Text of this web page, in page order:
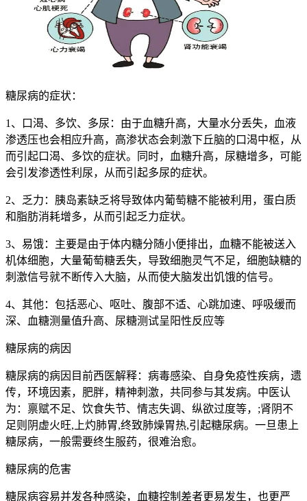
糖尿病的症状：
1、口渴、多饮、多尿：由于血糖升高，大量水分丢失，血液
渗透压也会相应升高，高渗状态会刺激下丘脑的口渴中枢，从
而引起口渴、多饮的症状。同时，血糖升高，尿糖增多，可能
会引发渗透性利尿，从而引起多尿的症状。
2、乏力：胰岛素缺乏将导致体内葡萄糖不能被利用，蛋白质
和脂肪消耗增多，从而引起乏力症状。
3、易饿：主要是由于体内糖分随小便排出，血糖不能被送入
机体细胞，大量葡萄糖丢失，导致细胞灵气不足，细胞缺糖的
刺激信号就不断传入大脑，从而使大脑发出饥饿的信号。
4、其他：包括恶心、呕吐、腹部不适、心跳加速、呼吸缓而
深、血糖测量值升高、尿糖测试呈阳性反应等
糖尿病的病因
糖尿病的病因目前西医解释：病毒感染、自身免疫性疾病，遗
传，环境因素，肥胖，精神刺激，共同参与其发病。中医认
为：禀赋不足、饮食失节、情志失调、纵欲过度等，;肾阴不
足则阴虚火旺,上灼肺胃,终致肺燥胃热,引起糖尿病。一旦患上
糖尿病，一般需要终生服药，很难治愈。
糖尿病的危害
糖尿病容易并发各种感染，血糖控制差者更易发生，也更严